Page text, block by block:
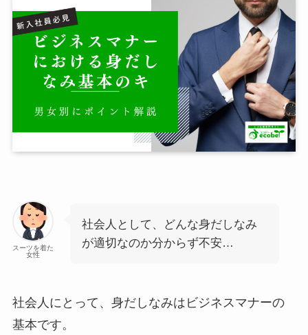
スーツを着た
女性
社会人として、どんな身だしなみ
が適切なのか分からず不安…
社会人にとって、身だしなみはビジネスマナーの
基本です。